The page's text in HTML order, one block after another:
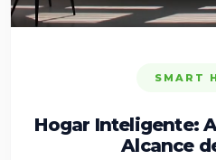
SMART
Hogar Inteligente:
Alcance